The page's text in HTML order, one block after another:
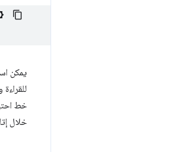
يمكن
خط
خلال